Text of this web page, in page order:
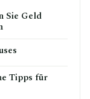
Sie Geld
Tipps für